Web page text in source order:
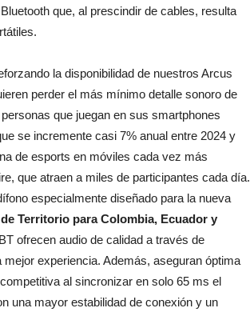
que, al prescindir de cables, resulta
la disponibilidad de nuestros Arcus
perder el más mínimo detalle sonoro de
que juegan en sus smartphones
se incremente casi 7% anual entre 2024 y
de esports en móviles cada vez más
que atraen a miles de participantes cada día.
especialmente diseñado para la nueva
Territorio para Colombia, Ecuador y
ofrecen audio de calidad a través de
experiencia. Además, aseguran óptima
al sincronizar en solo 65 ms el
una mayor estabilidad de conexión y un